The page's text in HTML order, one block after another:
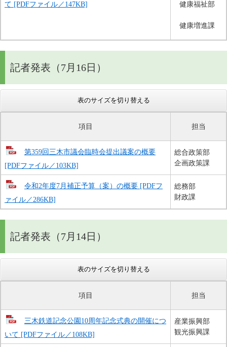
て [PDFファイル／147KB] 健康福祉部
健康増進課
記者発表（7月16日）
表のサイズを切り替える
項目 担当
第359回三木市議会臨時会提出議案の概要
[PDFファイル／103KB]
総合政策部
企画政策課
令和2年度7月補正予算（案）の概要 [PDFフ
ァイル／286KB]
総務部
財政課
記者発表（7月14日）
表のサイズを切り替える
項目 担当
三木鉄道記念公園10周年記念式典の開催につ
いて [PDFファイル／108KB]
産業振興部
観光振興課